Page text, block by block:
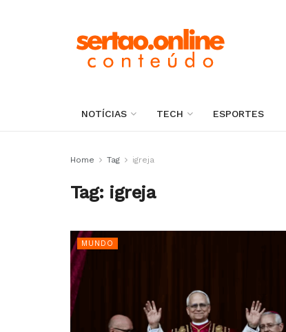
NOTÍCIAS TECH ESPORTES
Home Tag igreja
Tag: igreja
MUNDO